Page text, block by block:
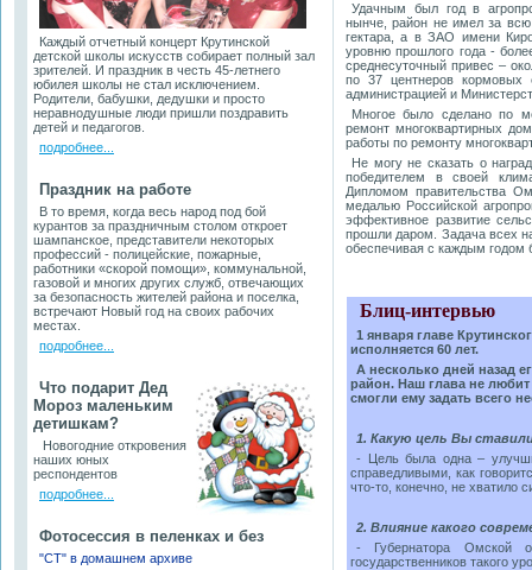
Каждый отчетный концерт Крутинской
детской школы искусств собирает полный зал
зрителей. И праздник в честь 45-летнего
юбилея школы не стал исключением.
Родители, бабушки, дедушки и просто
неравнодушные люди пришли поздравить
детей и педагогов.
подробнее...
Праздник на работе
В то время, когда весь народ под бой
курантов за праздничным столом откроет
шампанское, представители некоторых
профессий - полицейские, пожарные,
работники «скорой помощи», коммунальной,
газовой и многих других служб, отвечающих
за безопасность жителей района и поселка,
встречают Новый год на своих рабочих
местах.
подробнее...
Что подарит Дед
Мороз маленьким
детишкам?
Новогодние откровения
наших юных
респондентов
подробнее...
Фотосессия в пеленках и без
"СТ" в домашнем архиве
Удачным был год в
нынче, район не имел за всю
гектара, а в ЗАО имени
уровню прошлого года -
среднесуточный привес –
по 37 центнеров кормовых
администрацией и
Многое было сделано по
ремонт многоквартирных
работы по ремонту
Не могу не сказать о
победителем в своей
Дипломом правительства
медалью Российской
эффективное развитие
прошли даром. Задача всех
обеспечивая с каждым годом
Блиц-интервью
1 января главе
исполняется 60 лет.
А несколько дней назад
район. Наш глава не
смогли ему задать всего
1. Какую цель Вы
- Цель была одна –
справедливыми, как
что-то, конечно, не хватило
2. Влияние какого
- Губернатора Омской
государственников такого